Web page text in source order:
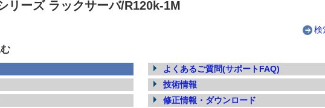
リーズ ラックサーバ/R120k-1M
検
よくあるご質問(サポートFAQ)
技術情報
修正情報・ダウンロード